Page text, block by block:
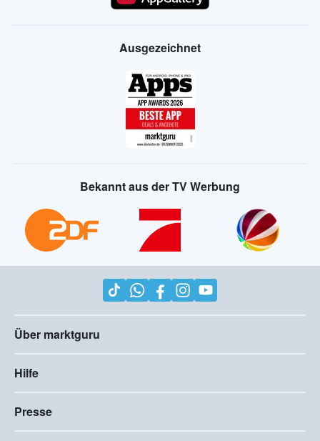
Ausgezeichnet
Bekannt aus der TV Werbung
Über marktguru
Hilfe
Presse